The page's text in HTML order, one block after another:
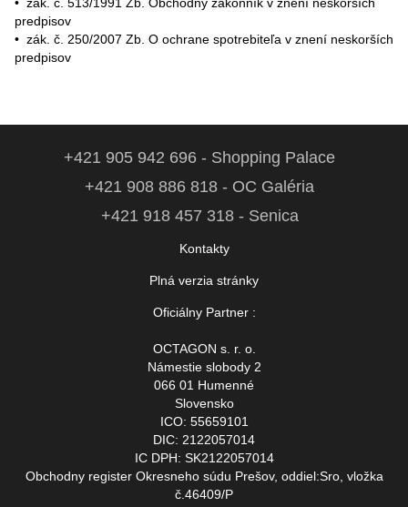
predpisov
•⁠ ⁠zák. č. 250/2007 Zb. O ochrane spotrebiteľa v znení neskorších
predpisov
+421 905 942 696 - Shopping Palace
+421 908 886 818 - OC Galéria
+421 918 457 318 - Senica
Kontakty
Plná verzia stránky
Oficiálny Partner :
OCTAGON s. r. o.
Námestie slobody 2
066 01 Humenné
Slovensko
ICO: 55659101
DIC: 2122057014
IC DPH: SK2122057014
Obchodny register Okresneho súdu Prešov, oddiel:Sro, vložka
č.46409/P